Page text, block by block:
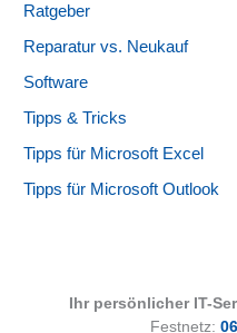
Ratgeber
Reparatur vs. Neukauf
Software
Tipps & Tricks
Tipps für Microsoft Excel
Tipps für Microsoft Outlook
Ihr persönlicher IT-
Festnetz: